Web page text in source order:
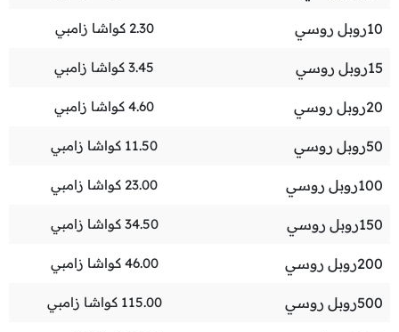
10روبل روسي 2.30 كواشا زامبي
15روبل روسي 3.45 كواشا زامبي
20روبل روسي 4.60 كواشا زامبي
50روبل روسي 11.50 كواشا زامبي
100روبل روسي 23.00 كواشا زامبي
150روبل روسي 34.50 كواشا زامبي
200روبل روسي 46.00 كواشا زامبي
500روبل روسي 115.00 كواشا زامبي